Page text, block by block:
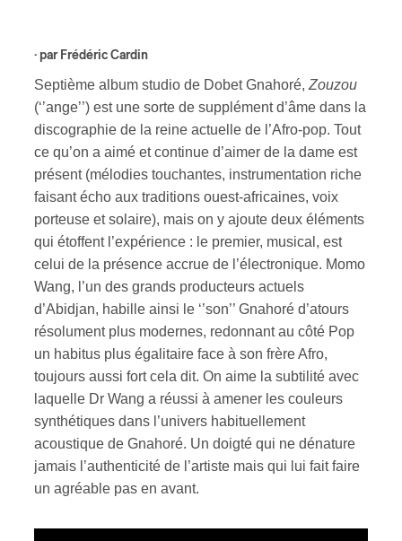
· par Frédéric Cardin
Septième album studio de Dobet Gnahoré, Zouzou
(‘’ange’’) est une sorte de supplément d’âme dans la
discographie de la reine actuelle de l’Afro-pop. Tout
ce qu’on a aimé et continue d’aimer de la dame est
présent (mélodies touchantes, instrumentation riche
faisant écho aux traditions ouest-africaines, voix
porteuse et solaire), mais on y ajoute deux éléments
qui étoffent l’expérience : le premier, musical, est
celui de la présence accrue de l’électronique. Momo
Wang, l’un des grands producteurs actuels
d’Abidjan, habille ainsi le ‘’son’’ Gnahoré d’atours
résolument plus modernes, redonnant au côté Pop
un habitus plus égalitaire face à son frère Afro,
toujours aussi fort cela dit. On aime la subtilité avec
laquelle Dr Wang a réussi à amener les couleurs
synthétiques dans l’univers habituellement
acoustique de Gnahoré. Un doigté qui ne dénature
jamais l’authenticité de l’artiste mais qui lui fait faire
un agréable pas en avant.